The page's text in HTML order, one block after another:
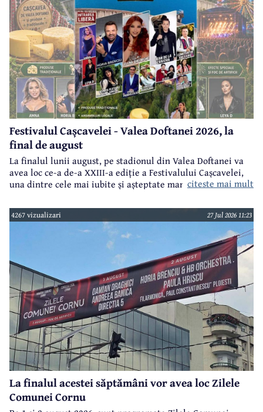
Festivalul Cașcavelei - Valea Doftanei 2026, la
final de august
La finalul lunii august, pe stadionul din Valea Doftanei va
avea loc ce-a de-a XXIII-a ediție a Festivalului Cașcavelei,
una dintre cele mai iubite și așteptate manifestări de acest
citeste mai mult
4267 vizualizari 27 Jul 2026 11:23
La finalul acestei săptămâni vor avea loc Zilele
Comunei Cornu